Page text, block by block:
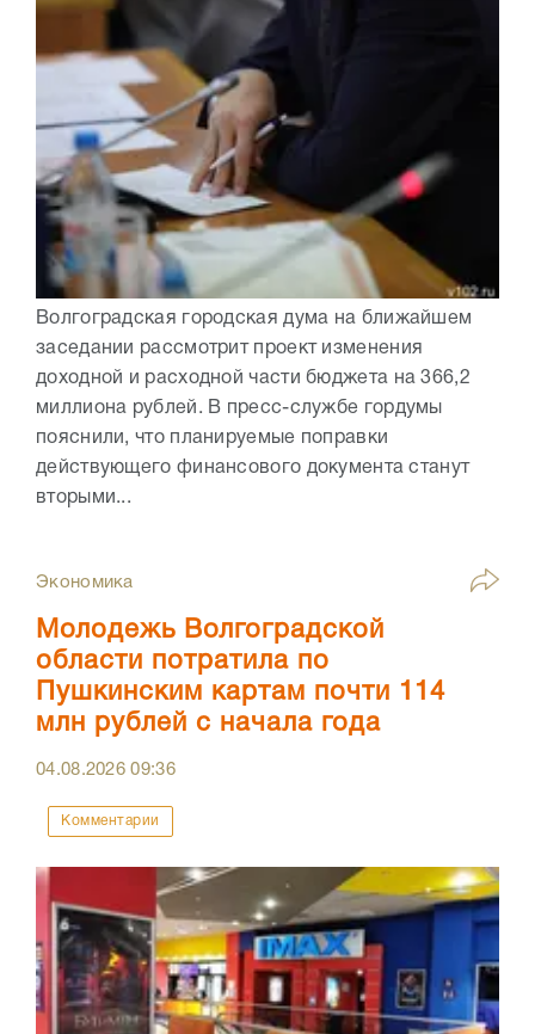
Волгоградская городская дума на ближайшем
заседании рассмотрит проект изменения
доходной и расходной части бюджета на 366,2
миллиона рублей. В пресс-службе гордумы
пояснили, что планируемые поправки
действующего финансового документа станут
вторыми...
Экономика
Молодежь Волгоградской
области потратила по
Пушкинским картам почти 114
млн рублей с начала года
04.08.202609:36
Комментарии